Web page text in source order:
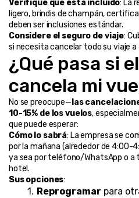
Verifique qué está incluido: La
ligero, brindis de champán,
deben ser inclusiones estándar.
Considere el seguro de viaje:
si necesita cancelar todo su viaje a
¿Qué pasa si
cancela mi
No se preocupe— las
10-15% de los vuelos,
que puede esperar:
Cómo lo sabrá: La empresa se
por la mañana (alrededor de 4:00-
ya sea por teléfono/WhatsApp o a
hotel.
Sus opciones:
Reprogramar para